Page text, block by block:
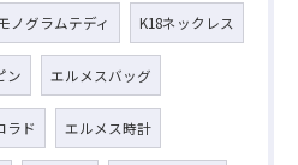
ノグラムテディ K18ネックレス
ン エルメスバッグ
ラド エルメス時計